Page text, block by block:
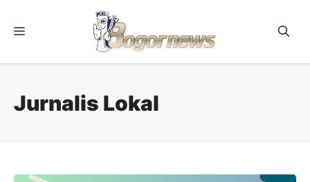
Menu
Jurnalis Lokal